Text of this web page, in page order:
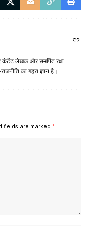
लेखक और समर्पित रक्षा
का गहरा ज्ञान है।
fields are marked *